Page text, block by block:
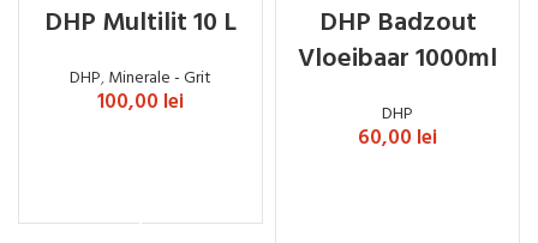
DHP Multilit 10 L
DHP,Minerale - Grit
100,00 lei
DHP Badzout
Vloeibaar 1000ml
DHP
60,00 lei